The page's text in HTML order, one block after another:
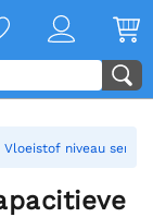
Vloeistof niveau